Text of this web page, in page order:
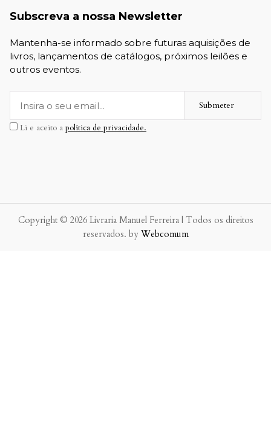
Subscreva a nossa Newsletter
Mantenha-se informado sobre futuras aquisições de
livros, lançamentos de catálogos, próximos leilões e
outros eventos.
Submeter
Li e aceito a política de privacidade.
Copyright © 2026 Livraria Manuel Ferreira | Todos os direitos
reservados. by Webcomum